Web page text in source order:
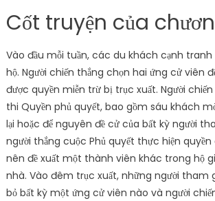
Cốt truyện của
Vào đầu mỗi tuần, các du khách cạnh
hộ. Người chiến thắng chọn hai ứng cử viên
được quyền miễn trừ bị trục xuất. Người
thi Quyền phủ quyết, bao gồm sáu khách
lại hoặc để nguyên đề cử của bất kỳ người
người thắng cuộc Phủ quyết thực hiện quyền
nên đề xuất một thành viên khác trong hộ
nhà. Vào đêm trục xuất, những người tham
bỏ bất kỳ một ứng cử viên nào và người